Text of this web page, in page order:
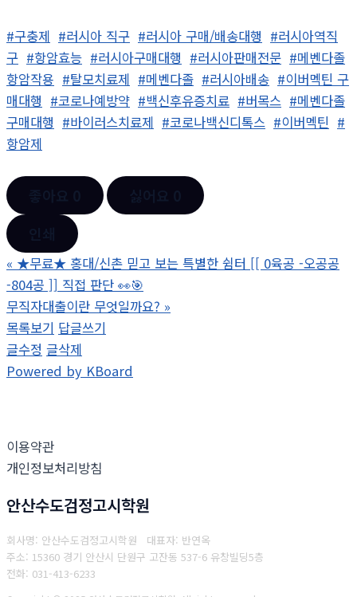
#구충제 #러시아 직구 #러시아 구매/배송대행 #러시아역직
구 #항암효능 #러시아구매대행 #러시아판매전문 #메벤다졸
항암작용 #탈모치료제 #메벤다졸 #러시아배송 #이버멕틴 구
매대행 #코로나예방약 #백신후유증치료 #버목스 #메벤다졸
구매대행 #바이러스치료제 #코로나백신디톡스 #이버멕틴 #
항암제
« ★무료★ 홍대/신촌 믿고 보는 특별한 쉼터 [[ 0육공 -오공공
-804공 ]] 직접 판단 👀🎯
무직자대출이란 무엇일까요? »
목록보기 답글쓰기
글수정 글삭제
Powered by KBoard
이용약관
개인정보처리방침
안산수도검정고시학원
회사명: 안산수도검정고시학원 대표자: 반연옥
주소: 15360 경기 안산시 단원구 고잔동 537-6 유창빌딩5층
전화: 031-413-6233